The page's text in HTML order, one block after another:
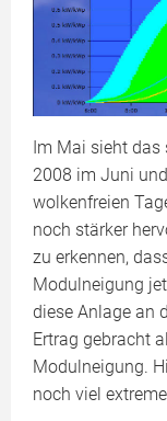
Im Mai sieht
2008 im Juni
wolkenfreien
noch stärker
zu erkennen,
Modulneigung
diese Anlage an
Ertrag gebracht
Modulneigung.
noch viel